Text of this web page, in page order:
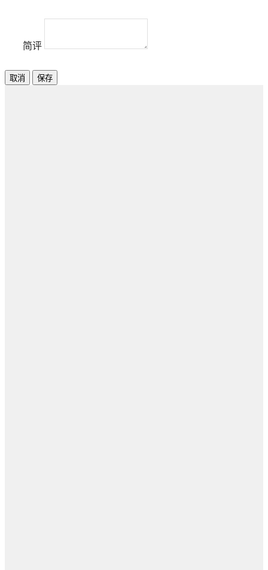
简评
取消 保存